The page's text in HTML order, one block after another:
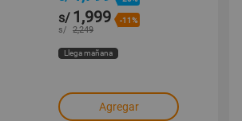
s/ 1,999 -11%
s/ 2,249
Llega mañana
Agregar